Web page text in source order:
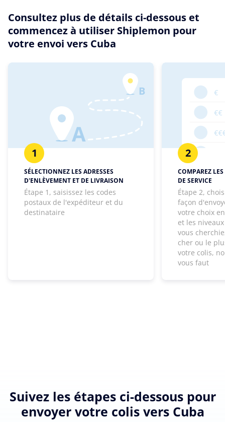
Consultez plus de détails ci-dessous et
commencez à utiliser Shiplemon pour
votre envoi vers Cuba
1
SÉLECTIONNEZ LES ADRESSES
D'ENLÈVEMENT ET DE LIVRAISON
Étape 1, saisissez les codes
postaux de l'expéditeur et du
destinataire
2
COMPAREZ
DE SERVICE
Étape 2,
façon
votre choix
et les
vous
cher ou le
votre colis,
vous faut
Suivez les étapes ci-dessous pour
envoyer votre colis vers Cuba